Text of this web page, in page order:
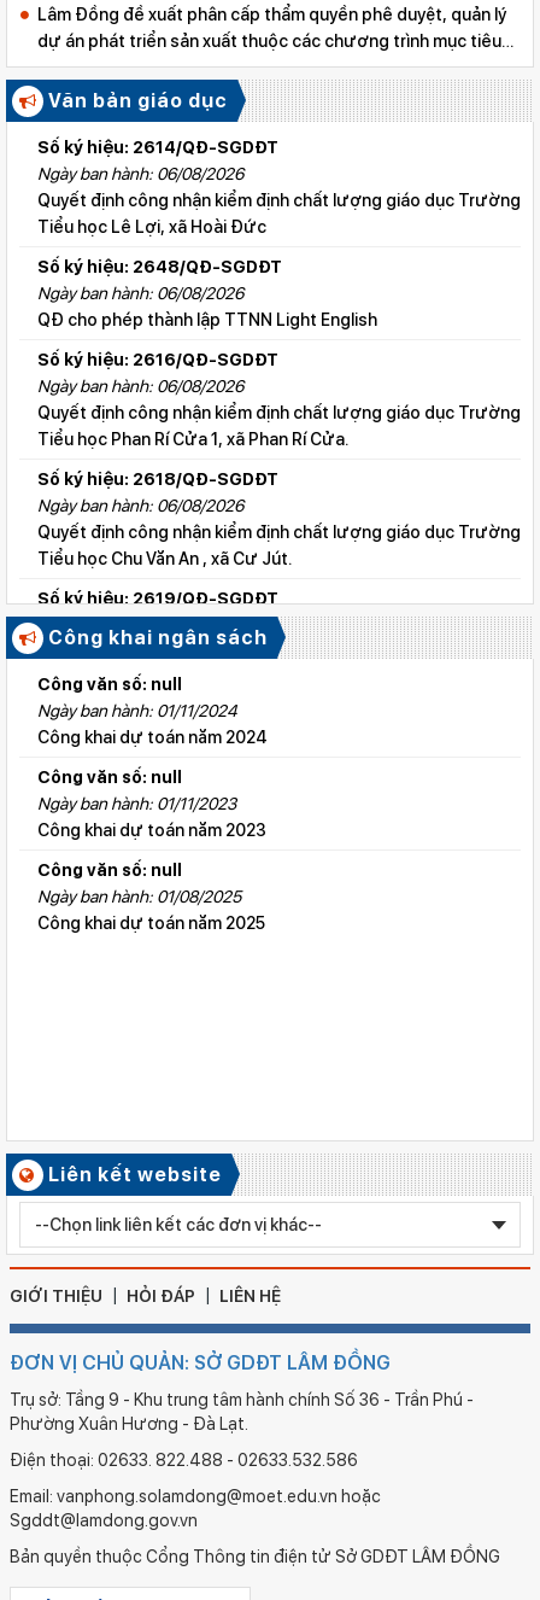
Lâm Đồng đề xuất phân cấp thẩm quyền phê duyệt, quản lý
dự án phát triển sản xuất thuộc các chương trình mục tiêu
quốc gia
Văn bản giáo dục
Số ký hiệu: 2614/QĐ-SGDĐT
Ngày ban hành: 06/08/2026
Quyết định công nhận kiểm định chất lượng giáo dục Trường
Tiểu học Lê Lợi, xã Hoài Đức
Số ký hiệu: 2648/QĐ-SGDĐT
Ngày ban hành: 06/08/2026
QĐ cho phép thành lập TTNN Light English
Số ký hiệu: 2616/QĐ-SGDĐT
Ngày ban hành: 06/08/2026
Quyết định công nhận kiểm định chất lượng giáo dục Trường
Tiểu học Phan Rí Cửa 1, xã Phan Rí Cửa.
Số ký hiệu: 2618/QĐ-SGDĐT
Ngày ban hành: 06/08/2026
Quyết định công nhận kiểm định chất lượng giáo dục Trường
Tiểu học Chu Văn An , xã Cư Jút.
Số ký hiệu: 2619/QĐ-SGDĐT
Ngày ban hành: 06/08/2026
Quyết định công nhận kiểm định chất lượng giáo dục Trường
Tiểu học Lý Tự Trọng , xã Cư Jút.
Số ký hiệu: 2615/QĐ-SGDĐT
Ngày ban hành: 06/08/2026
Quyết định công nhận kiểm định chất lượng giáo dục Trường
Tiểu học Nguyễn Bỉnh Khiêm, xã Đức linh.
Số ký hiệu: 2647/QĐ-SGDĐT
Ngày ban hành: 06/08/2026
QĐ cho phép thành lập TTNN-TH Anh Việt
Số ký hiệu: 2617/QĐ-SGDĐT
Số ký hiệu: 2577/QĐ-SGDĐT
Ngày ban hành: 05/08/2026
Chỉnh sửa bằng TN THPT LÊ HUỲNH NHƯ HẬU
Công khai ngân sách
Công văn số: null
Ngày ban hành: 01/11/2024
Công khai dự toán năm 2024
Công văn số: null
Ngày ban hành: 01/11/2023
Công khai dự toán năm 2023
Công văn số: null
Ngày ban hành: 01/08/2025
Công khai dự toán năm 2025
Liên kết website
GIỚI THIỆU HỎI ĐÁP LIÊN HỆ
ĐƠN VỊ CHỦ QUẢN: SỞ GDĐT LÂM ĐỒNG
Trụ sở: Tầng 9 - Khu trung tâm hành chính Số 36 - Trần Phú -
Phường Xuân Hương - Đà Lạt.
Điện thoại: 02633. 822.488 - 02633.532.586
Email: vanphong.solamdong@moet.edu.vn hoặc
Sgddt@lamdong.gov.vn
Bản quyền thuộc Cổng Thông tin điện tử Sở GDĐT LÂM ĐỒNG